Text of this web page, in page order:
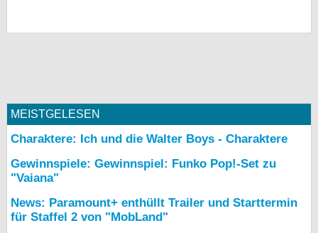
MEISTGELESEN
Charaktere: Ich und die Walter Boys - Charaktere
Gewinnspiele: Gewinnspiel: Funko Pop!-Set zu
"Vaiana"
News: Paramount+ enthüllt Trailer und Starttermin
für Staffel 2 von "MobLand"